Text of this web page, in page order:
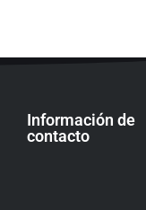
Información de
contacto